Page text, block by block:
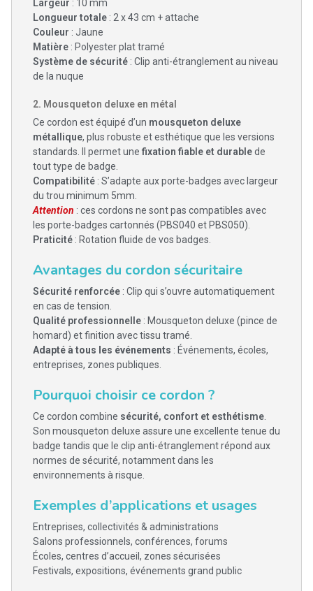
Largeur : 10 mm
Longueur totale : 2 x 43 cm + attache
Couleur : Jaune
Matière : Polyester plat tramé
Système de sécurité : Clip anti-étranglement au niveau
de la nuque
2. Mousqueton deluxe en métal
Ce cordon est équipé d’un mousqueton deluxe
métallique, plus robuste et esthétique que les versions
standards. Il permet une fixation fiable et durablede
tout type de badge.
Compatibilité : S’adapte aux porte-badges avec largeur
du trou minimum 5mm.
Attention : ces cordons ne sont pas compatibles avec
les porte-badges cartonnés (PBS040 et PBS050).
Praticité : Rotation fluide de vos badges.
Avantages du cordon sécuritaire
Sécurité renforcée : Clip qui s’ouvre automatiquement
en cas de tension.
Qualité professionnelle : Mousqueton deluxe (pince de
homard) et finition avec tissu tramé.
Adapté à tous les événements : Événements, écoles,
entreprises, zones publiques.
Pourquoi choisir ce cordon ?
Ce cordon combine sécurité, confort et esthétisme
Son mousqueton deluxe assure une excellente tenue du
badge tandis que le clip anti-étranglement répond aux
normes de sécurité, notamment dans les
environnements à risque.
Exemples d’applications et usages
Entreprises, collectivités & administrations
Salons professionnels, conférences, forums
Écoles, centres d’accueil, zones sécurisées
Festivals, expositions, événements grand public